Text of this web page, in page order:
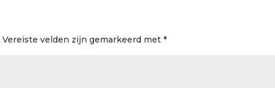
Vereiste velden zijn gemarkeerd met*